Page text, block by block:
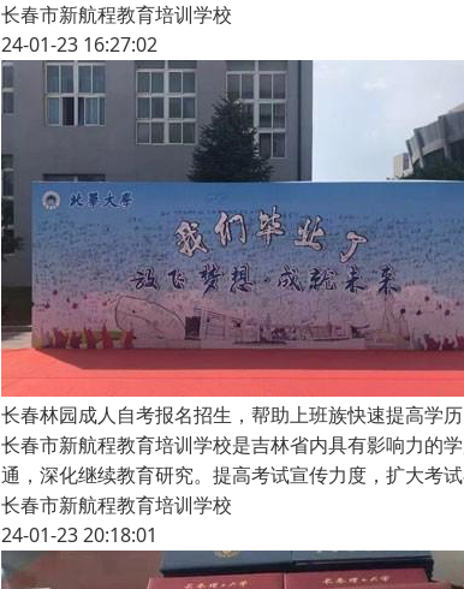
长春市新航程教育培训学校
24-01-23 16:27:02
长春林园成人自考报名招生，帮助上班族快速提高学历
长春市新航程教育培训学校是吉林省内具有影响力的
通，深化继续教育研究。提高考试宣传力度，扩大考
长春市新航程教育培训学校
24-01-23 20:18:01